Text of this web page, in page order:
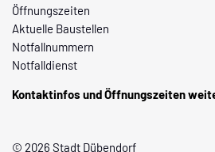
Öffnungszeiten
Aktuelle Baustellen
Notfallnummern
Notfalldienst
Kontaktinfos und Öffnungszeiten
© 2026 Stadt Dübendorf